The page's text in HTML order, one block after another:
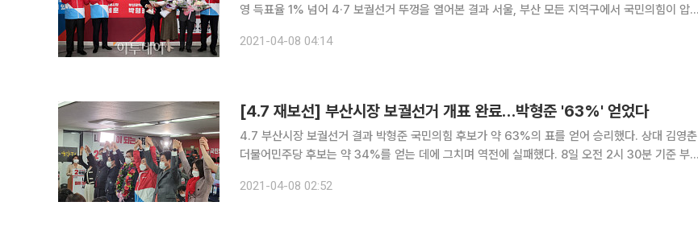
영 득표율 1% 넘어 4·7 보궐선거 뚜껑을 열어본 결과 서울, 부산 모든 지역구에서 국민의힘이 압승
2021-04-08 04:14
[4.7 재보선] 부산시장 보궐선거 개표 완료…박형준 '63%' 얻었다
4.7 부산시장 보궐선거 결과 박형준 국민의힘 후보가 약 63%의 표를 얻어 승리했다. 상대 김영춘
더불어민주당 후보는 약 34%를 얻는 데에 그치며 역전에 실패했다. 8일 오전 2시 30분 기준 부산
당선이 확정됐다. 김 후보는 52만 8135표를
2021-04-08 02:52